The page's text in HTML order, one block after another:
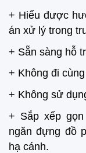
+ Hiểu được
án xử lý trong
+ Sẵn sàng hỗ
+ Không đi
+ Không sử
+ Sắp xếp
ngăn đựng đồ
hạ cánh.